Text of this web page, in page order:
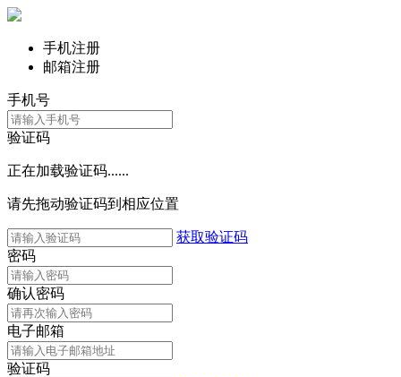
手机注册
邮箱注册
手机号
验证码
正在加载验证码......
请先拖动验证码到相应位置
获取验证码
密码
确认密码
电子邮箱
验证码